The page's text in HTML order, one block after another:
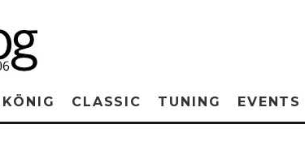
CLASSIC TUNING EVENTS